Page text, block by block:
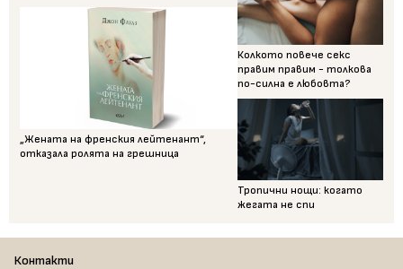
„Жената на френския лейтенант“,
отказала ролята на грешница
Колкото повече секс
правим правим - толкова
по-силна е любовта?
Тропични нощи: когато
жегата не спи
Контакти